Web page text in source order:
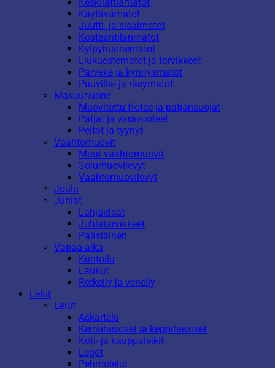
Käytävämatot
Juutti- ja sisalmatot
Kosteantilanmatot
Kylpyhuonematot
Liukuestematot ja tarvikkeet
Parveke ja kynnysmatot
Puuvilla- ja räsymatot
Makuuhuone
Muovitettu frotee ja patjansuojat
Patjat ja varavuoteet
Peitot ja tyynyt
Vaahtomuovit
Muut vaahtomuovit
Solumuovilevyt
Vaahtomuovilevyt
Joulu
Juhlat
Lahjaideat
Juhlatarvikkeet
Pääsiäinen
Vapaa-aika
Kuntoilu
Laukut
Retkeily ja veneily
Lelut
Lelut
Askartelu
Keinuhevoset ja keppihevoset
Koti- ja kauppaleikit
Legot
Pehmolelut